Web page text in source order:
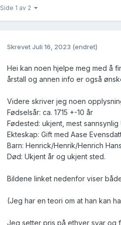
Side 1 av 2
SkrevetJuli 16, 2023 (endret)
Hei kan noen hjelpe meg med å
årstall og annen info er også
Videre skriver jeg noen
Fødselsår: ca. 1715 +-10 år
Fødested: ukjent, mest
Ekteskap: Gift med Aase
Barn: Henrick/Henrik/Henrich
Død: Ukjent år og ukjent sted.
Bildene linket nedenfor viser
(Jeg har en teori om at han kan
Jeg setter pris på ethver svar og